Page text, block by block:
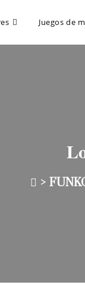
Juegos de
>